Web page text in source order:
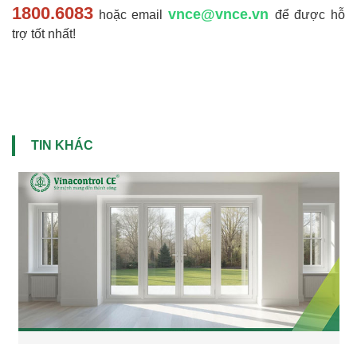
1800.6083 hoặc email vnce@vnce.vn để được hỗ
trợ tốt nhất!
TIN KHÁC